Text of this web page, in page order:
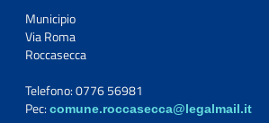
Municipio
Via Roma
Roccasecca
Telefono: 0776 56981
Pec: comune.roccasecca@legalmail.it